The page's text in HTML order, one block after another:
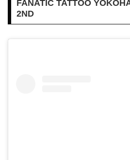
FANATIC TATTOO
2ND